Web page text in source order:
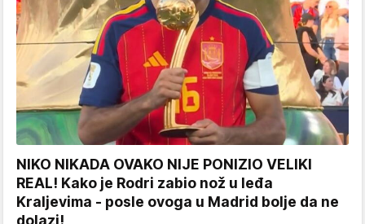
NIKO NIKADA OVAKO NIJE PONIZIO VELIKI
REAL! Kako je Rodri zabio nož u leđa
Kraljevima - posle ovoga u Madrid bolje da ne